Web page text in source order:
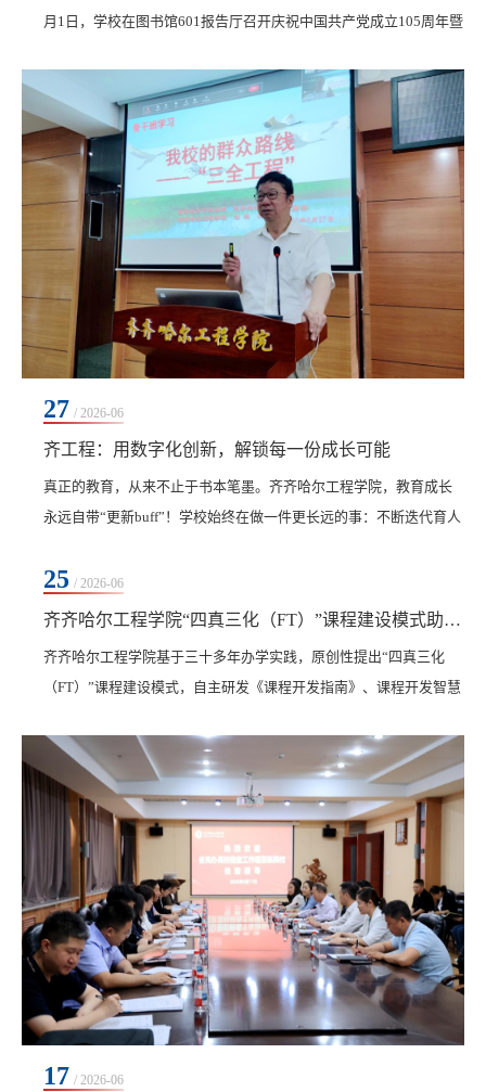
月1日，学校在图书馆601报告厅召开庆祝中国共产党成立105周年暨
员领导干部，受表彰的先进集体代表和优秀个人以及师生党员参
会。​大会在庄严雄壮的《中华人民共和国国歌》中拉开帷幕。学校
党委委员、党委组织部部长张苗带领与会党员重温入党誓词。铿锵
有力的誓言回荡在会场，与会党员回望入党初心、坚...
27 / 2026-06
齐工程：用数字化创新，解锁每一份成长可能
真正的教育，从来不止于书本笔墨。齐齐哈尔工程学院，教育成长
永远自带“更新buff”！学校始终在做一件更长远的事：不断迭代育人
成长。2026年6月27日，学校召开数字化新技术学习汇报会，全体教
职工参加。这不是一场普通的学习会，而是齐工程又一次自我革
育、更优的平台、更广阔的未来。没有空洞的话术，...
25 / 2026-06
齐齐哈尔工程学院“四真三化（FT）”课程建设模式助力海南科技职业大学硕士点建设
‍齐齐哈尔工程学院基于三十多年办学实践，原创性提出“四真三化
（FT）”课程建设模式，自主研发《课程开发指南》、课程开发智慧
“以终为始”开发课程，“从始至终”保障质量，为解决教育发展所面临
的急难愁盼课程问题，提供了“中国方案”。“四真三化（FT）”课程
开发工作坊目前已成功举办90余期，吸引全国300余所院校、6000余
名教师积极参与，开发课程6000多门...
17 / 2026-06